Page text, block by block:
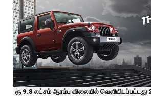
ரூ 9.8 லட்சம் ஆரம்ப விலையில்